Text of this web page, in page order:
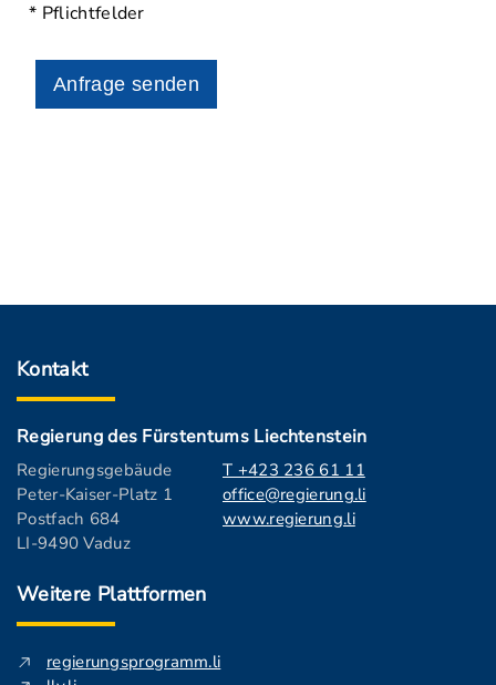
* Pflichtfelder
Anfrage senden
Kontakt
Regierung des Fürstentums Liechtenstein
Regierungsgebäude
Peter-Kaiser-Platz 1
Postfach 684
LI-9490 Vaduz
T +423 236 61 11
office@regierung.li
www.regierung.li
Weitere Plattformen
regierungsprogramm.li